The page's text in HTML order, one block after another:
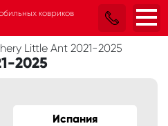
Little Ant 2021-2025
2025
Испания
ковриков